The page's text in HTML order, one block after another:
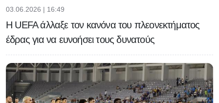
03.06.2026 | 16:49
H UEFA άλλαξε τον κανόνα του πλεονεκτήματος
έδρας για να ευνοήσει τους δυνατούς